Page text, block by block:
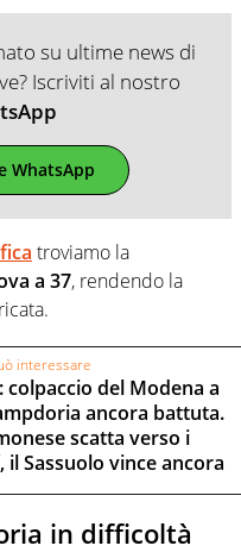
su ultime news di
Iscriviti al nostro
WhatsApp
troviamo la
a 37, rendendo la
interessare
colpaccio del Modena a
ancora battuta.
scatta verso i
il Sassuolo vince ancora
in difficoltà